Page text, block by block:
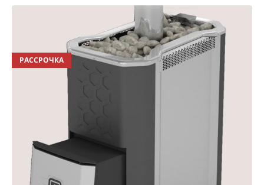
РАССРОЧКА